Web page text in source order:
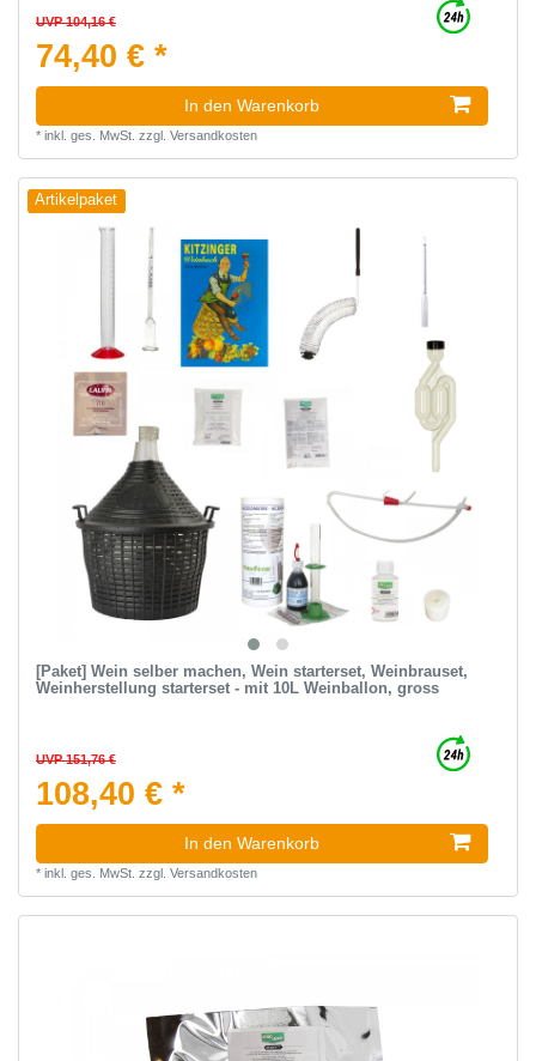
UVP 104,16 €
74,40 € *
In den Warenkorb
* inkl. ges. MwSt. zzgl. Versandkosten
Artikelpaket
[Paket] Wein selber machen, Wein starterset, Weinbrauset,
Weinherstellung starterset - mit 10L Weinballon, gross
UVP 151,76 €
108,40 € *
In den Warenkorb
* inkl. ges. MwSt. zzgl. Versandkosten